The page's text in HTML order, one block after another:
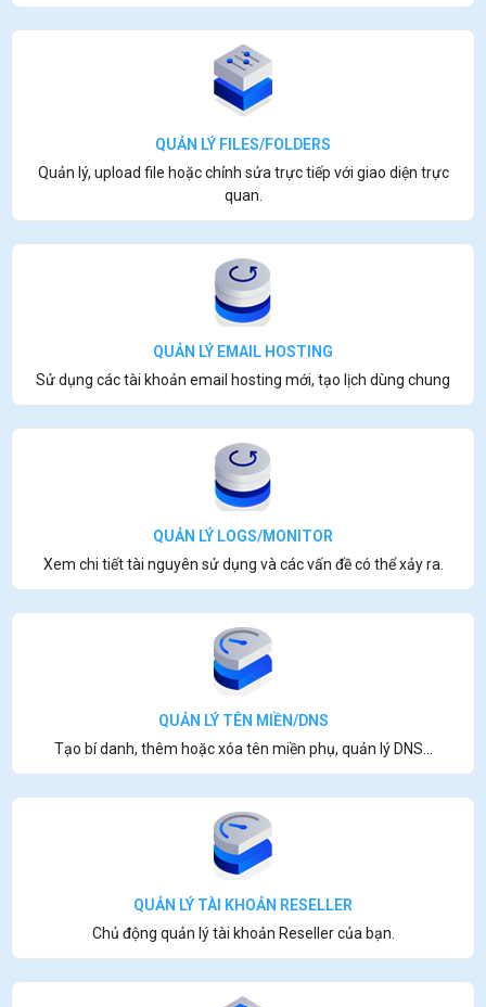
QUẢN LÝ FILES/FOLDERS
Quản lý, upload file hoặc chỉnh sửa trực tiếp với giao diện trực
quan.
QUẢN LÝ EMAIL HOSTING
Sử dụng các tài khoản email hosting mới, tạo lịch dùng chung
QUẢN LÝ LOGS/MONITOR
Xem chi tiết tài nguyên sử dụng và các vấn đề có thể xảy ra.
QUẢN LÝ TÊN MIỀN/DNS
Tạo bí danh, thêm hoặc xóa tên miền phụ, quản lý DNS...
QUẢN LÝ TÀI KHOẢN RESELLER
Chủ động quản lý tài khoản Reseller của bạn.